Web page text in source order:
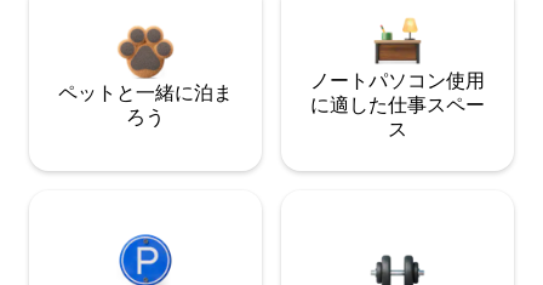
ペットと一緒に泊ま
ろう
ノートパソコン使用
に適した仕事スペー
ス